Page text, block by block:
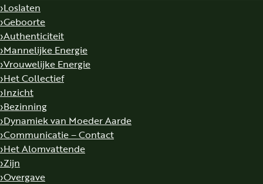
Loslaten
Geboorte
Authenticiteit
Mannelijke Energie
Vrouwelijke Energie
Het Collectief
Inzicht
Bezinning
Dynamiek van Moeder Aarde
Communicatie – Contact
Het Alomvattende
Zijn
Overgave